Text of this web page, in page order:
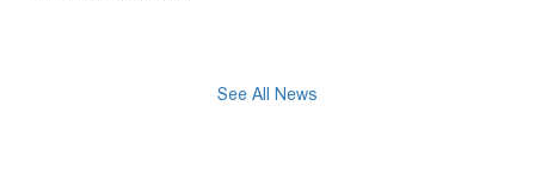
See All News